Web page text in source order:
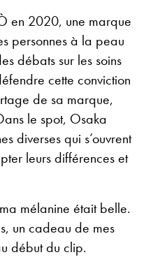
en 2020, une marque
personnes à la peau
débats sur les soins
cette conviction
de sa marque,
le spot, Osaka
diverses qui s’ouvrent
leurs différences et
mélanine était belle.
un cadeau de mes
début du clip.